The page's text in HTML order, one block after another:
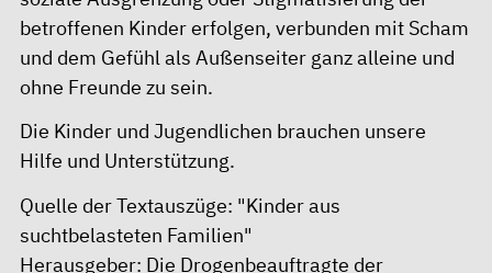
betroffenen Kinder erfolgen, verbunden mit Scham
und dem Gefühl als Außenseiter ganz alleine und
ohne Freunde zu sein.
Die Kinder und Jugendlichen brauchen unsere
Hilfe und Unterstützung.
Quelle der Textauszüge: "Kinder aus
suchtbelasteten Familien"
Herausgeber: Die Drogenbeauftragte der